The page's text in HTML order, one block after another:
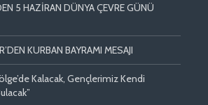
5 HAZİRAN DÜNYA ÇEVRE GÜNÜ
KURBAN BAYRAMI MESAJI
Kalacak, Gençlerimiz Kendi